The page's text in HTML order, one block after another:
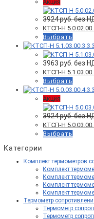
Акция
3924руб. без
КТСП-Н
Выбрать
3963 руб. без
КТСП-Н
Выбрать
Акция
3924руб. без
КТСП-Н
Выбрать
Категории
Комплект термометров
Комплект
Комплект
Комплект
Комплект
Термометр
Термометр
Термометр